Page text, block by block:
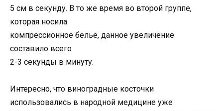
5 см в секунду. В то же время во второй группе,
которая носила
компрессионное белье, данное увеличение
составило всего
2-3 секунды в минуту.
Интересно, что виноградные косточки
использовались в народной медицине уже